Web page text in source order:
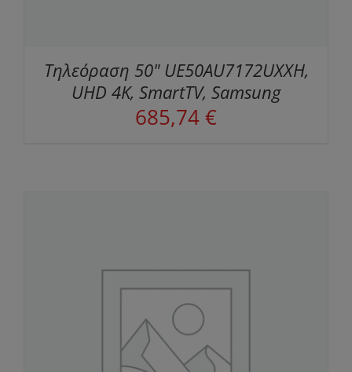
Τηλεόραση 50" UE50AU7172UXXH,
UHD 4K, SmartTV, Samsung
685,74€